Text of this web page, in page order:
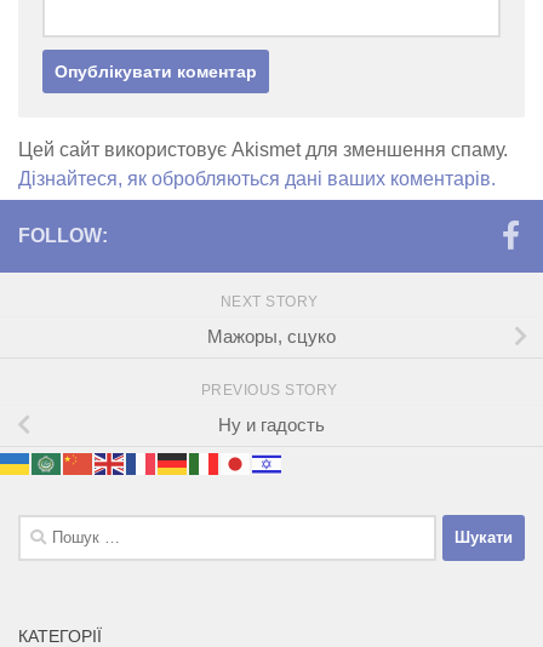
Цей сайт використовує Akismet для зменшення спаму.
Дізнайтеся, як обробляються дані ваших коментарів.
FOLLOW:
NEXT STORY
Мажоры, сцуко
PREVIOUS STORY
Ну и гадость
Пошук:
КАТЕГОРІЇ